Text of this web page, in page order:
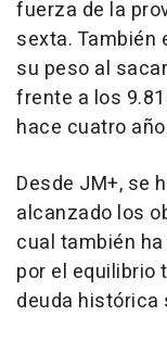
fuerza de la
sexta. También
su peso al
frente a los
hace cuatro
Desde JM+, se
alcanzado los
cual también
por el equilibrio
deuda histórica